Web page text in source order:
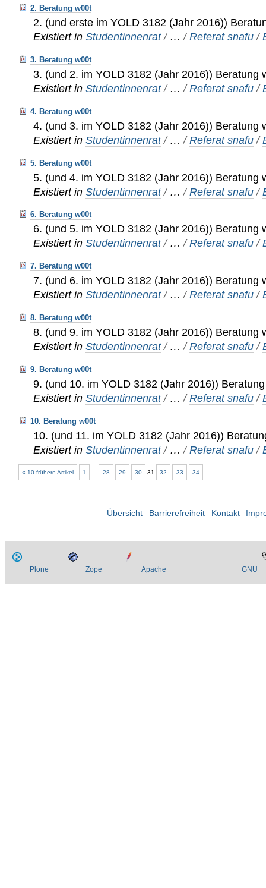
2. Beratung w00t
2. (und erste im YOLD 3182 (Jahr 2016))
Existiert in Studentinnenrat / …/Referat snafu /
3. Beratung w00t
3. (und 2. im YOLD 3182 (Jahr 2016)) Beratung
Existiert in Studentinnenrat / …/Referat snafu /
4. Beratung w00t
4. (und 3. im YOLD 3182 (Jahr 2016)) Beratung
Existiert in Studentinnenrat / …/Referat snafu /
5. Beratung w00t
5. (und 4. im YOLD 3182 (Jahr 2016)) Beratung
Existiert in Studentinnenrat / …/Referat snafu /
6. Beratung w00t
6. (und 5. im YOLD 3182 (Jahr 2016)) Beratung
Existiert in Studentinnenrat / …/Referat snafu /
7. Beratung w00t
7. (und 6. im YOLD 3182 (Jahr 2016)) Beratung
Existiert in Studentinnenrat / …/Referat snafu /
8. Beratung w00t
8. (und 9. im YOLD 3182 (Jahr 2016)) Beratung
Existiert in Studentinnenrat / …/Referat snafu /
9. Beratung w00t
9. (und 10. im YOLD 3182 (Jahr 2016))
Existiert in Studentinnenrat / …/Referat snafu /
10. Beratung w00t
10. (und 11. im YOLD 3182 (Jahr 2016))
Existiert in Studentinnenrat / …/Referat snafu /
« 10 frühere Artikel 1 28 29 30 31 32 33 34
Übersicht Barrierefreiheit Kontakt
Plone Zope Apache GNU